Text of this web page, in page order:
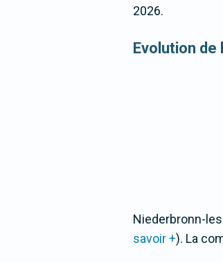
2026.
Evolution
Niederbronn-
savoir +). La